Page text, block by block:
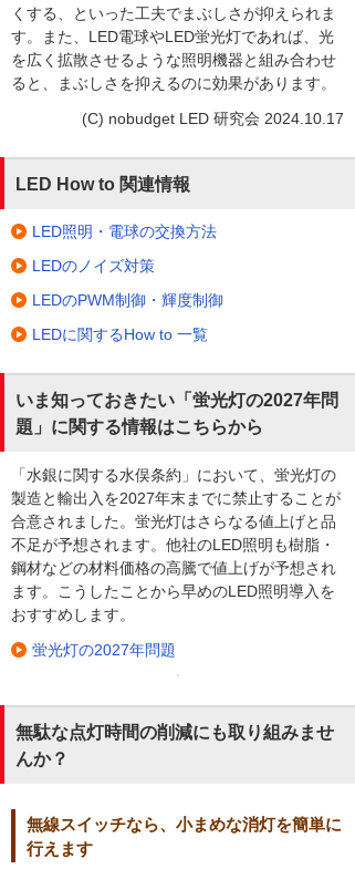
くする、といった工夫でまぶしさが抑えられま
す。また、LED電球やLED蛍光灯であれば、光
を広く拡散させるような照明機器と組み合わせ
ると、まぶしさを抑えるのに効果があります。
(C) nobudget LED 研究会 2024.10.17
LED How to 関連情報
LED照明・電球の交換方法
LEDのノイズ対策
LEDのPWM制御・輝度制御
LEDに関するHow to 一覧
いま知っておきたい「蛍光灯の2027年問
題」に関する情報はこちらから
「水銀に関する水俣条約」において、蛍光灯の
製造と輸出入を2027年末までに禁止することが
合意されました。蛍光灯はさらなる値上げと品
不足が予想されます。他社のLED照明も樹脂・
鋼材などの材料価格の高騰で値上げが予想され
ます。こうしたことから早めのLED照明導入を
おすすめします。
蛍光灯の2027年問題
無駄な点灯時間の削減にも取り組みませ
んか？
無線スイッチなら、小まめな消灯を簡単に
行えます